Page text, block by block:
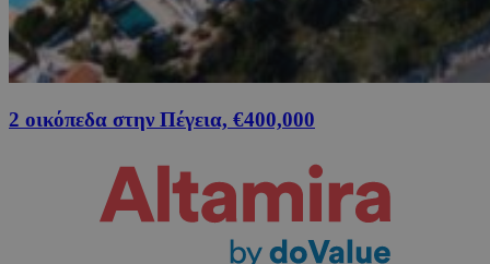
2 οικόπεδα στην Πέγεια, €400,000